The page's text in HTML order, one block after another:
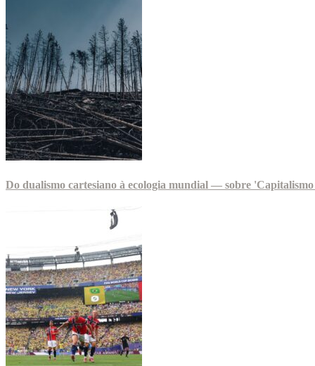
Do dualismo cartesiano à ecologia mundial — sobre